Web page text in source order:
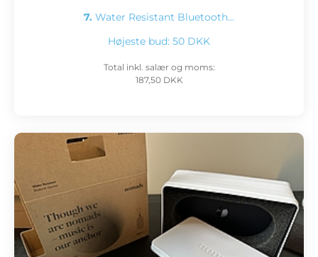
7. Water Resistant Bluetooth…
Højeste bud: 50 DKK
Total inkl. salær og moms:
187,50 DKK